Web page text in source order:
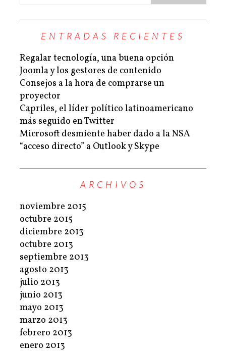
ENTRADAS RECIENTES
Regalar tecnología, una buena opción
Joomla y los gestores de contenido
Consejos a la hora de comprarse un
proyector
Capriles, el líder político latinoamericano
más seguido en Twitter
Microsoft desmiente haber dado a la NSA
“acceso directo” a Outlook y Skype
ARCHIVOS
noviembre 2015
octubre 2015
diciembre 2013
octubre 2013
septiembre 2013
agosto 2013
julio 2013
junio 2013
mayo 2013
marzo 2013
febrero 2013
enero 2013